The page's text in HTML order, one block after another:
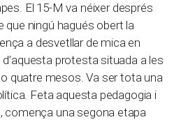
El 15-M va néixer després
que ningú hagués obert la
a desvetllar de mica en
protesta situada a les
quatre mesos. Va ser tota una
Feta aquesta pedagogia i
comença una segona etapa